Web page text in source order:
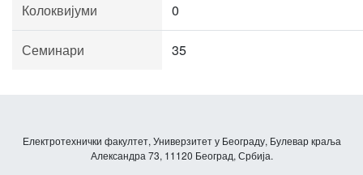
Колоквијуми 0
Семинари 35
Електротехнички факултет, Универзитет у Београду, Булевар краља
Александра 73, 11120 Београд, Србија.